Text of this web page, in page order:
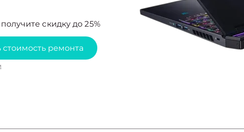
скидку до 25%
стоимость ремонта